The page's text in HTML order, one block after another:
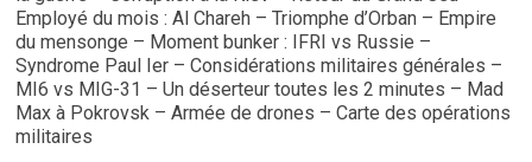
Employé du mois : Al Chareh – Triomphe d’Orban – Empire
du mensonge – Moment bunker : IFRI vs Russie –
Syndrome Paul Ier – Considérations militaires générales –
MI6 vs MIG-31 – Un déserteur toutes les 2 minutes – Mad
Max à Pokrovsk – Armée de drones – Carte des opérations
militaires